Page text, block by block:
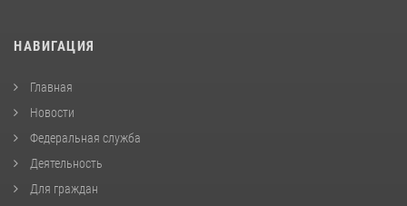
НАВИГАЦИЯ
Главная
Новости
Федеральная служба
Деятельность
Для граждан